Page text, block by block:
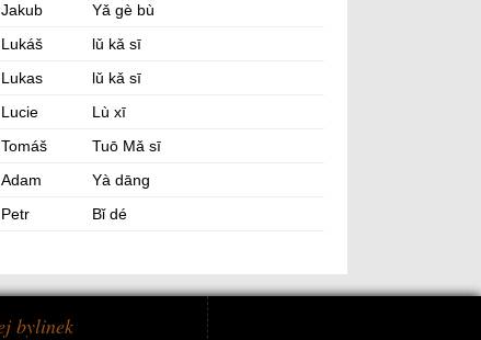
Jakub
Yǎ gè bù
Lukáš
lǔ kǎ sī
Lukas
lǔ kǎ sī
Lucie
Lù xī
Tomáš
Tuō Mǎ sī
Adam
Yà dāng
Petr
Bǐ dé
bylinek